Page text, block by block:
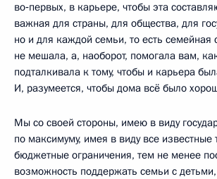
во‑первых, в карьере, чтобы эта
важная для страны, для общества, для
но и для каждой семьи, то есть семейная
не мешала, а, наоборот, помогала вам,
подталкивала к тому, чтобы и карьера
И, разумеется, чтобы дома всё было
Мы со своей стороны, имею в виду
по максимуму, имея в виду все
бюджетные ограничения, тем не менее
возможность поддержать семьи с